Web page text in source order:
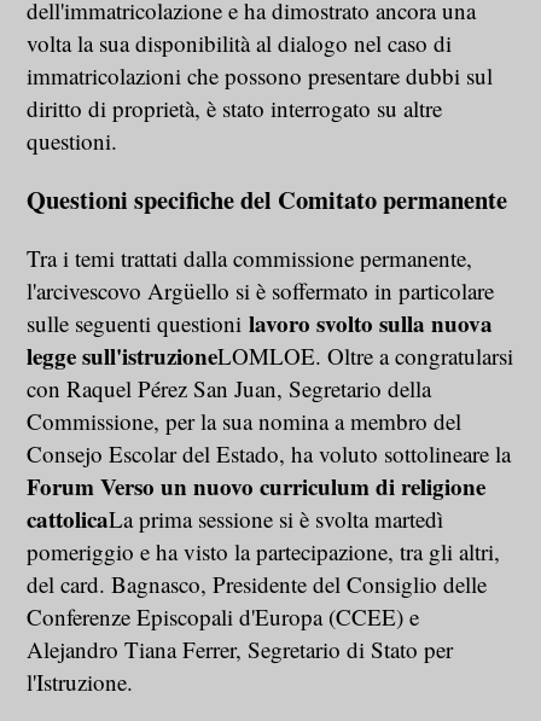
dell'immatricolazione e ha dimostrato ancora una
volta la sua disponibilità al dialogo nel caso di
immatricolazioni che possono presentare dubbi sul
diritto di proprietà, è stato interrogato su altre
questioni.
Questioni specifiche del Comitato permanente
Tra i temi trattati dalla commissione permanente,
l'arcivescovo Argüello si è soffermato in particolare
sulle seguenti questionilavoro svolto sulla nuova
legge sull'istruzioneLOMLOE. Oltre a congratularsi
con Raquel Pérez San Juan, Segretario della
Commissione, per la sua nomina a membro del
Consejo Escolar del Estado, ha voluto sottolineare la
Forum Verso un nuovo curriculum di religione
cattolicaLa prima sessione si è svolta martedì
pomeriggio e ha visto la partecipazione, tra gli altri,
del card. Bagnasco, Presidente del Consiglio delle
Conferenze Episcopali d'Europa (CCEE) e
Alejandro Tiana Ferrer, Segretario di Stato per
l'Istruzione.